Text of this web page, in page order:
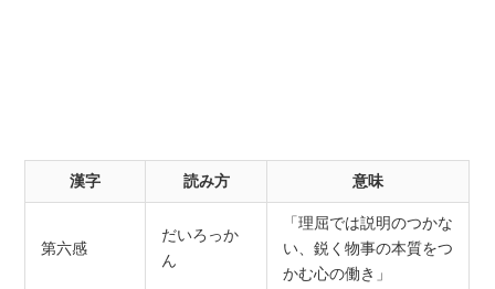
漢字 読み方 意味
第六感
だいろっか
ん
「理屈では説明のつかな
い、鋭く物事の本質をつ
かむ心の働き」